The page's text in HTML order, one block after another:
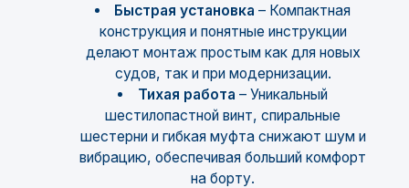
Быстрая установка – Компактная
конструкция и понятные инструкции
делают монтаж простым как для новых
судов, так и при модернизации.
Тихая работа – Уникальный
шестилопастной винт, спиральные
шестерни и гибкая муфта снижают шум и
вибрацию, обеспечивая больший комфорт
на борту.